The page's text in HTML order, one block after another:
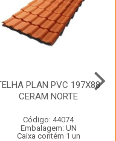
PLAN PVC 197X88
CERAM NORTE
Código: 44074
Embalagem: UN
Caixa contém 1 un